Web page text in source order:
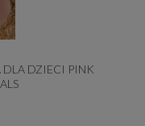
DLA DZIECI PINK